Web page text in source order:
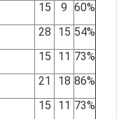
15 9 60%
28 15 54%
15 11 73%
21 18 86%
15 11 73%